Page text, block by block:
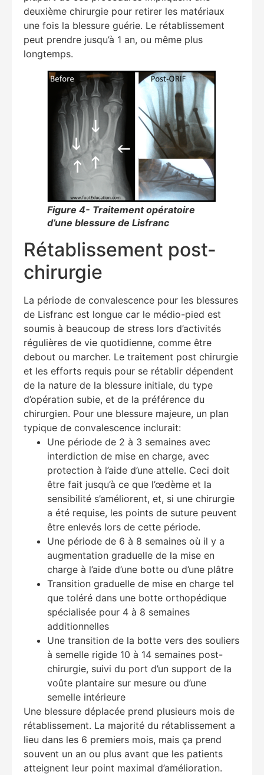
deuxième chirurgie pour retirer les matériaux
une fois la blessure guérie. Le rétablissement
peut prendre jusqu’à 1 an, ou même plus
longtemps.
Figure 4- Traitement opératoire
d’une blessure de Lisfranc
Rétablissement post-
chirurgie
La période de convalescence pour les blessures
de Lisfranc est longue car le médio-pied est
soumis à beaucoup de stress lors d’activités
régulières de vie quotidienne, comme être
debout ou marcher. Le traitement post chirurgie
et les efforts requis pour se rétablir dépendent
de la nature de la blessure initiale, du type
d’opération subie, et de la préférence du
chirurgien. Pour une blessure majeure, un plan
typique de convalescence inclurait:
Une période de 2 à 3 semaines avec
interdiction de mise en charge, avec
protection à l’aide d’une attelle. Ceci doit
être fait jusqu’à ce que l’œdème et la
sensibilité s’améliorent, et, si une chirurgie
a été requise, les points de suture peuvent
être enlevés lors de cette période.
Une période de 6 à 8 semaines où il y a
augmentation graduelle de la mise en
charge à l’aide d’une botte ou d’une plâtre
Transition graduelle de mise en charge tel
que toléré dans une botte orthopédique
spécialisée pour 4 à 8 semaines
additionnelles
Une transition de la botte vers des souliers
à semelle rigide 10 à 14 semaines post-
chirurgie, suivi du port d’un support de la
voûte plantaire sur mesure ou d’une
semelle intérieure
Une blessure déplacée prend plusieurs mois de
rétablissement. La majorité du rétablissement a
lieu dans les 6 premiers mois, mais ça prend
souvent un an ou plus avant que les patients
atteignent leur point maximal d’amélioration.